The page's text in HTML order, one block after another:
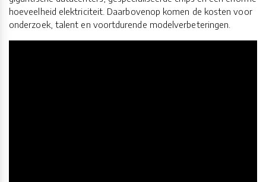
hoeveelheid elektriciteit. Daarbovenop komen de kosten voor
onderzoek, talent en voortdurende modelverbeteringen.